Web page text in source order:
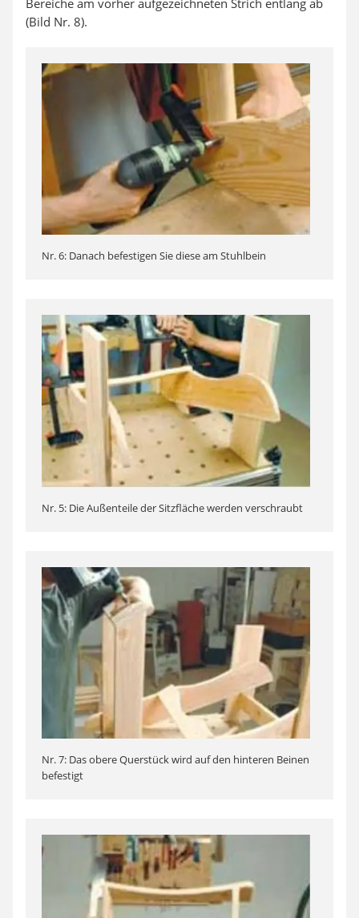
Bereiche am vorher aufgezeichneten Strich entlang ab
(Bild Nr. 8).
Nr. 6: Danach befestigen Sie diese am Stuhlbein
Nr. 5: Die Außenteile der Sitzfläche werden verschraubt
Nr. 7: Das obere Querstück wird auf den hinteren Beinen
befestigt